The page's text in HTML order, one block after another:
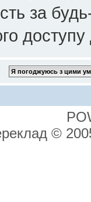
за
доступу
©